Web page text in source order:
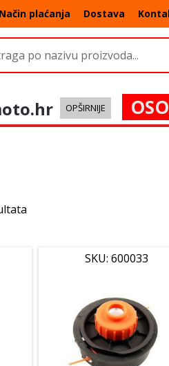
Način plaćanja Dostava
OPŠIRNIJE
SKU: 600033